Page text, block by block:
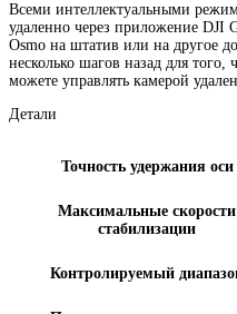
Всеми интеллектуальными
удаленно через приложение DJI
Osmo на штатив или на другое
несколько шагов назад для
можете управлять камерой
Детали
Точность удержания оси
Максимальные скорости
стабилизации
Контролируемый